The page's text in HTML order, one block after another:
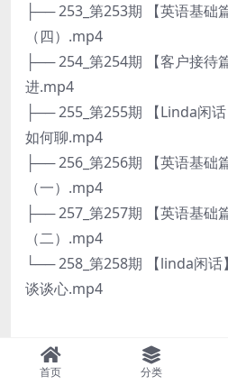
├── 253_第253期 【英语基
（四）.mp4
├── 254_第254期 【客户接待
进.mp4
├── 255_第255期 【Linda闲
如何聊.mp4
├── 256_第256期 【英语基础
（一）.mp4
├── 257_第257期 【英语基础
（二）.mp4
└── 258_第258期 【linda闲话
谈谈心.mp4
夸克180 W-外MAO英YU口语
首页 分类